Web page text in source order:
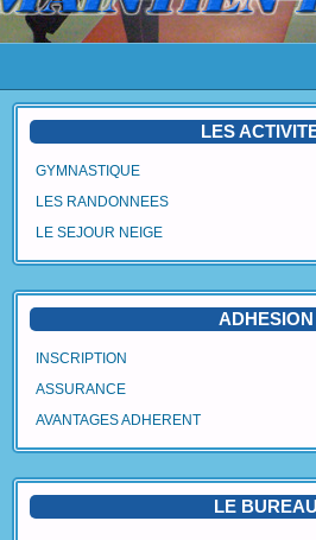
Page d'accueil
Album
Avantages Adhérent
Contact
Blog
LES
GYMNASTIQUE
LES RANDONNEES
LE SEJOUR NEIGE
ADHESION
INSCRIPTION
ASSURANCE
AVANTAGES ADHERENT
LE BUREAU